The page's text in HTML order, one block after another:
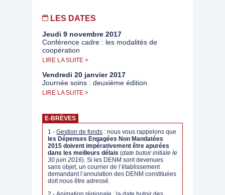
LES DATES
Jeudi 9 novembre 2017
Conférence cadre : les modalités de
coopération
LIRE LA SUITE >
Vendredi 20 janvier 2017
Journée soins : deuxième édition
LIRE LA SUITE >
E-BRÈVES
1 - Gestion de fonds : nous vous rappelons que
les Dépenses Engagées Non Mandatées
2015 doivent impérativement être apurées
dans les meilleurs délais (date butoir initiale le
30 juin 2016). Si les DENM sont devenues
sans objet, un courrier de l’établissement
demandant l’annulation des DENM constituées
doit nous être adressé.